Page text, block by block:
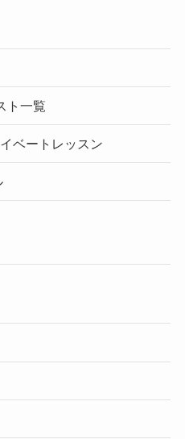
ト一覧
ベートレッスン